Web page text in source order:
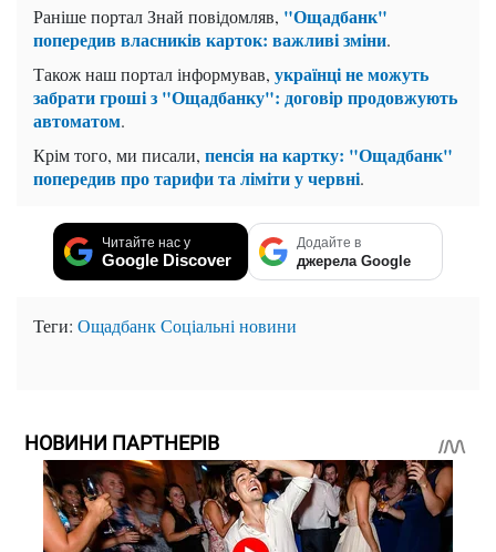
Раніше портал Знай повідомляв, "Ощадбанк"
попередив власників карток: важливі зміни.
Також наш портал інформував, українці не можуть
забрати гроші з "Ощадбанку": договір продовжують
автоматом.
Крім того, ми писали, пенсія на картку: "Ощадбанк"
попередив про тарифи та ліміти у червні.
Читайте нас у
Google Discover
Додайте в
джерела Google
Теги: ОщадбанкСоціальні новини
НОВИНИ ПАРТНЕРІВ